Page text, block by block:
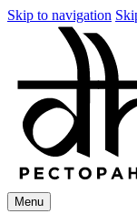
Skip to navigation
Menu